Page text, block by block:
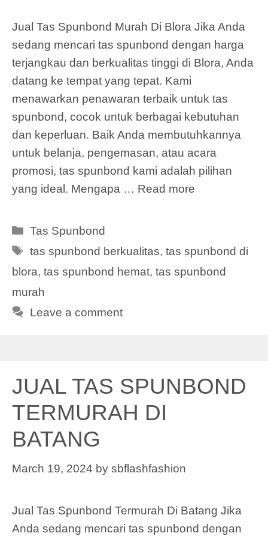
Jual Tas Spunbond Murah Di Blora Jika Anda
sedang mencari tas spunbond dengan harga
terjangkau dan berkualitas tinggi di Blora, Anda
datang ke tempat yang tepat. Kami
menawarkan penawaran terbaik untuk tas
spunbond, cocok untuk berbagai kebutuhan
dan keperluan. Baik Anda membutuhkannya
untuk belanja, pengemasan, atau acara
promosi, tas spunbond kami adalah pilihan
yang ideal. Mengapa … Read more
Categories
Tas Spunbond
Tags
tas spunbond berkualitas,tas spunbond di
blora, tas spunbond hemat, tas spunbond
murah
Leave a comment
JUAL TAS SPUNBOND
TERMURAH DI
BATANG
March 19, 2024 by sbflashfashion
Jual Tas Spunbond Termurah Di Batang Jika
Anda sedang mencari tas spunbond dengan